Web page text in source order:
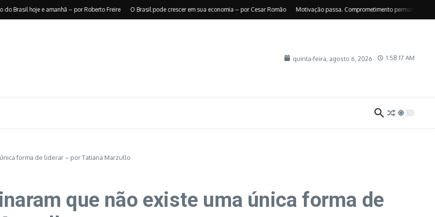
hoje e amanhã – por Roberto Freire O Brasil pode crescer em sua economia – por Cesar Romão Motivação passa. Comprometimento permanece – por Suely
quinta-feira, agosto 6, 2026 1:58:19 AM
forma de liderar – por Tatiana Marzullo
que não existe uma única forma de